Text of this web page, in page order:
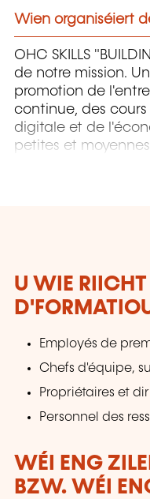
Wien organiséiert
OHC SKILLS
de notre mission.
promotion de
continue, des
digitale et de
petites et
U WIE RIICHT
Employés de
Chefs d'équipe,
Propriétaires et
Personnel des
WÉI ENG
BZW. WÉI